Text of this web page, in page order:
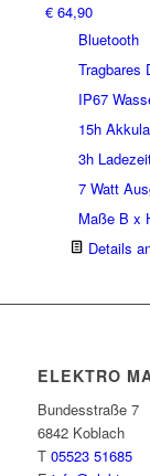
€64,90
Bluetooth
Tragbares
IP67
15h
3h
7 Watt
Maße B x
Details
ELEKTRO
Bundesstraße 7
6842 Koblach
T 05523 51685